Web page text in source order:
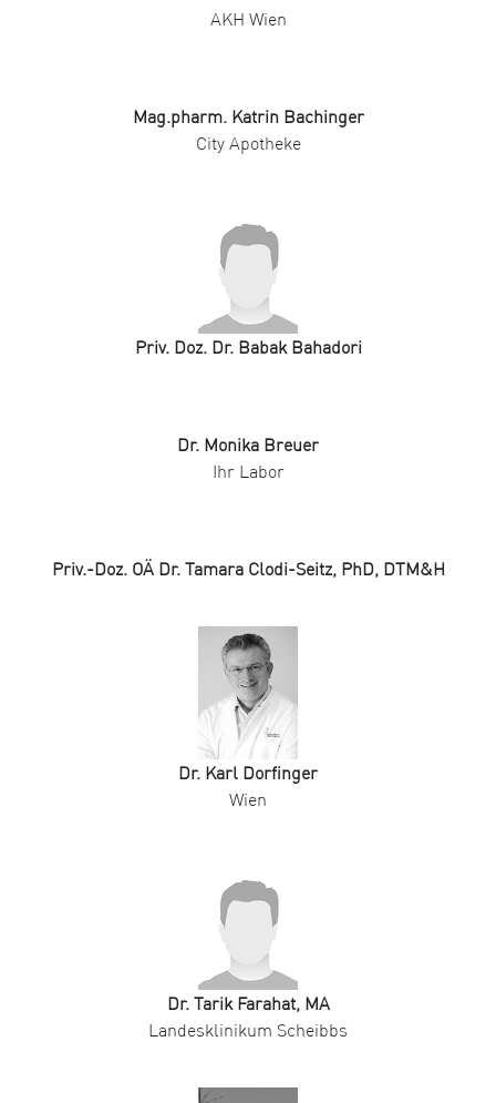
AKH Wien
Mag.pharm. Katrin Bachinger
City Apotheke
Priv. Doz. Dr. Babak Bahadori
Dr. Monika Breuer
Ihr Labor
Priv.-Doz. OÄ Dr. Tamara Clodi-Seitz, PhD, DTM&H
Dr. Karl Dorfinger
Wien
Dr. Tarik Farahat, MA
Landesklinikum Scheibbs